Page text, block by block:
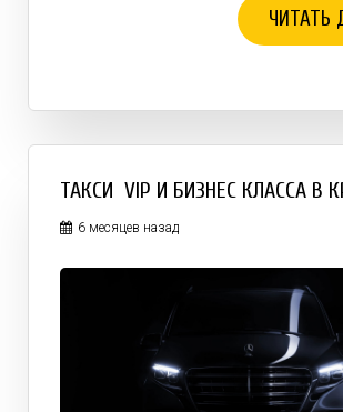
ЧИТАТЬ
ТАКСИ VIP И БИЗНЕС КЛАССА В
6 месяцев назад